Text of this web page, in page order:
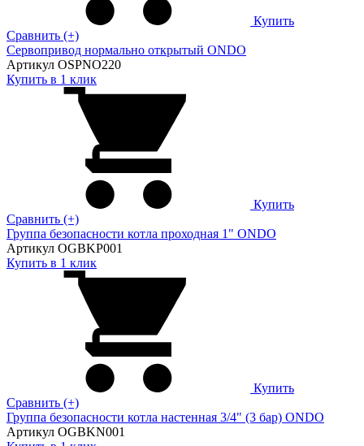
Купить
Сравнить (+)
Сервопривод нормально открытый ONDO
Артикул OSPNO220
Купить в 1 клик
Купить
Сравнить (+)
Группа безопасности котла проходная 1" ONDO
Артикул OGBKP001
Купить в 1 клик
Купить
Сравнить (+)
Группа безопасности котла настенная 3/4" (3 бар) ONDO
Артикул OGBKN001